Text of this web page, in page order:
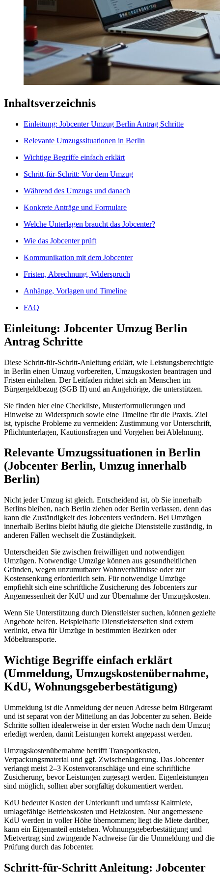
Inhaltsverzeichnis
Einleitung: Jobcenter Umzug Berlin Antrag Schritte
Relevante Umzugssituationen in Berlin
Wichtige Begriffe einfach erklärt
Schritt-für-Schritt: Vor dem Umzug
Während des Umzugs und danach
Konkrete Anträge und Formulare
Welche Unterlagen braucht das Jobcenter?
Wie das Jobcenter prüft
Kommunikation mit dem Jobcenter
Fristen, Abrechnung, Widerspruch
Anhänge, Vorlagen und Timeline
FAQ
Einleitung: Jobcenter Umzug Berlin
Antrag Schritte
Diese Schritt-für-Schritt-Anleitung erklärt, wie Leistungsberechtigte
in Berlin einen Umzug vorbereiten, Umzugskosten beantragen und
Fristen einhalten. Der Leitfaden richtet sich an Menschen im
Bürgergeldbezug (SGB II) und an Angehörige, die unterstützen.
Sie finden hier eine Checkliste, Musterformulierungen und
Hinweise zu Widerspruch sowie eine Timeline für die Praxis. Ziel
ist, typische Probleme zu vermeiden: Zustimmung vor Unterschrift,
Pflichtunterlagen, Kautionsfragen und Vorgehen bei Ablehnung.
Relevante Umzugssituationen in Berlin
(Jobcenter Berlin, Umzug innerhalb
Berlin)
Nicht jeder Umzug ist gleich. Entscheidend ist, ob Sie innerhalb
Berlins bleiben, nach Berlin ziehen oder Berlin verlassen, denn das
kann die Zuständigkeit des Jobcenters verändern. Bei Umzügen
innerhalb Berlins bleibt häufig die gleiche Dienststelle zuständig, in
anderen Fällen wechselt die Zuständigkeit.
Unterscheiden Sie zwischen freiwilligen und notwendigen
Umzügen. Notwendige Umzüge können aus gesundheitlichen
Gründen, wegen unzumutbarer Wohnverhältnisse oder zur
Kostensenkung erforderlich sein. Für notwendige Umzüge
empfiehlt sich eine schriftliche Zusicherung des Jobcenters zur
Angemessenheit der KdU und zur Übernahme der Umzugskosten.
Wenn Sie Unterstützung durch Dienstleister suchen, können gezielte
Angebote helfen. Beispielhafte Dienstleisterseiten sind extern
verlinkt, etwa für Umzüge in bestimmten Bezirken oder
Möbeltransporte.
Wichtige Begriffe einfach erklärt
(Ummeldung, Umzugskostenübernahme,
KdU, Wohnungsgeberbestätigung)
Ummeldung ist die Anmeldung der neuen Adresse beim Bürgeramt
und ist separat von der Mitteilung an das Jobcenter zu sehen. Beide
Schritte sollten idealerweise in der ersten Woche nach dem Umzug
erledigt werden, damit Leistungen korrekt angepasst werden.
Umzugskostenübernahme betrifft Transportkosten,
Verpackungsmaterial und ggf. Zwischenlagerung. Das Jobcenter
verlangt meist 2–3 Kostenvoranschläge und eine schriftliche
Zusicherung, bevor Leistungen zugesagt werden. Eigenleistungen
sind möglich, sollten aber sorgfältig dokumentiert werden.
KdU bedeutet Kosten der Unterkunft und umfasst Kaltmiete,
umlagefähige Betriebskosten und Heizkosten. Nur angemessene
KdU werden in voller Höhe übernommen; liegt die Miete darüber,
kann ein Eigenanteil entstehen. Wohnungsgeberbestätigung und
Mietvertrag sind zwingende Nachweise für die Ummeldung und die
Prüfung durch das Jobcenter.
Schritt-für-Schritt Anleitung: Jobcenter